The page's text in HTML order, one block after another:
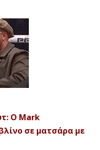
Ο Mark
σε ματσάρα με